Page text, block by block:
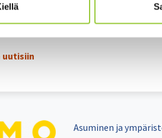
Kainuun soten 25.3.2021
70-v-rokotusten-jatkumisesta-
uutisiin
Asuminen ja